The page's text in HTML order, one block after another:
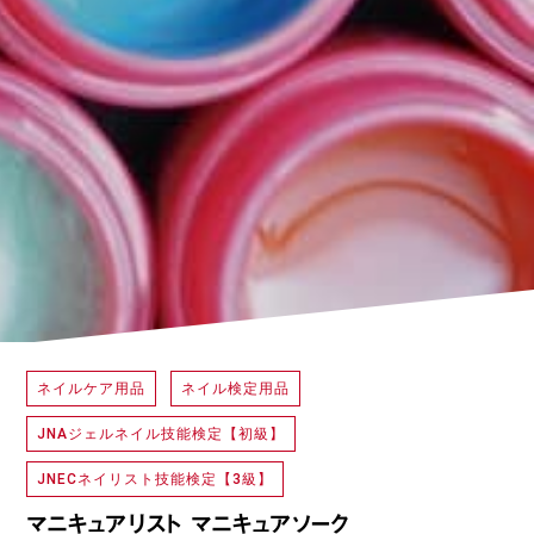
ネイルケア用品 ネイル検定用品
JNAジェルネイル技能検定【初級】
JNECネイリスト技能検定【3級】
マニキュアリスト マニキュアソーク